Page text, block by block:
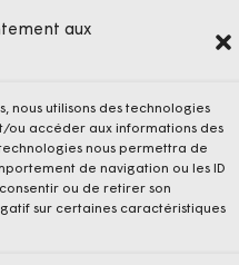
aux
nous utilisons des technologies
ou accéder aux informations des
nous permettra de
de navigation ou les ID
ou de retirer son
sur certaines caractéristiques
confidentialité
Cookies
de Vente